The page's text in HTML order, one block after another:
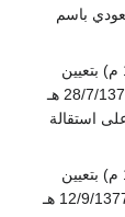
السعودي باسم
صدر مرسوم ملكي في 26/7/1377 هـ (15/2/1958 م) بتعيين
الأستاذ عابد محمد صالح شيخ نائباً للمحافظ، وفي 28/7/1377 هـ
على استقالة
صدر مرسوم ملكي في 29/2/1378 هـ (14/9/1958 م) بتعيين
السيد أنور علي محافظاً لمؤسسة النقد اعتباراً من 12/9/1377 هـ